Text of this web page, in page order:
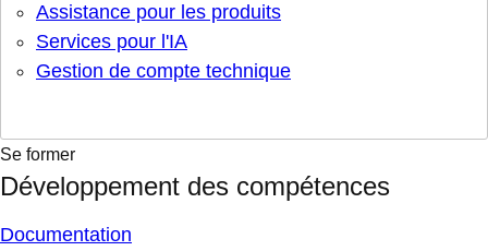
Assistance pour les produits
Services pour l'IA
Gestion de compte technique
Se former
Développement des compétences
Documentation